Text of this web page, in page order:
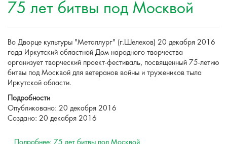
75 лет битвы под Москвой
Во Дворце культуры "Металлург" (г.Шелехов) 20 декабря 2016
года Иркутский областной Дом народного творчества
организует творческий проект-фестиваль, посвященный 75-летию
битвы под Москвой для ветеранов войны и тружеников тыла
Иркутской области.
Подробности
Опубликовано: 20 декабря 2016
Создано: 20 декабря 2016